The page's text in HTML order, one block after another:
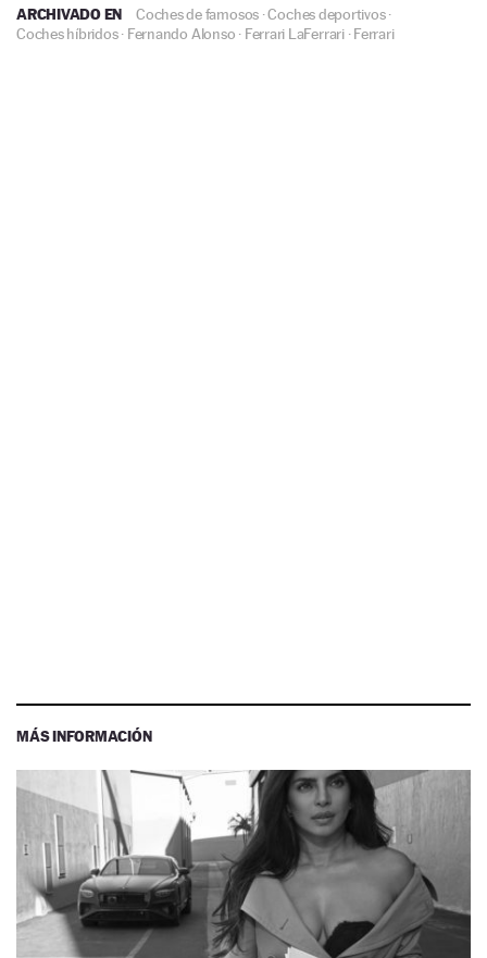
ARCHIVADO EN Coches de famosos ·Coches deportivos·
Coches híbridos· Fernando Alonso · Ferrari LaFerrari·Ferrari
MÁS INFORMACIÓN